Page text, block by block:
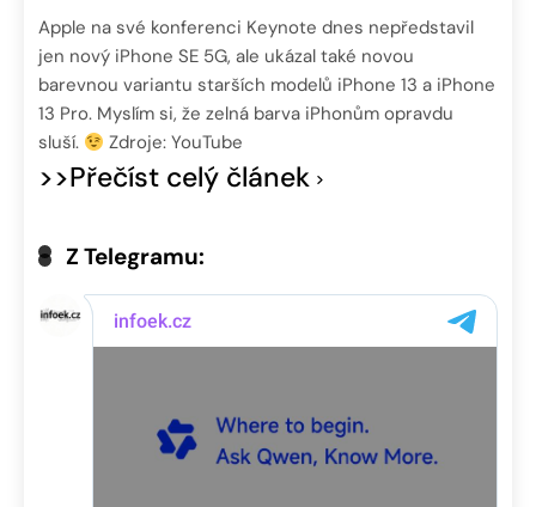
Apple na své konferenci Keynote dnes nepředstavil
jen nový iPhone SE 5G, ale ukázal také novou
barevnou variantu starších modelů iPhone 13 a iPhone
13 Pro. Myslím si, že zelná barva iPhonům opravdu
sluší.
Zdroje: YouTube
>>Přečíst celý článek
Z Telegramu: